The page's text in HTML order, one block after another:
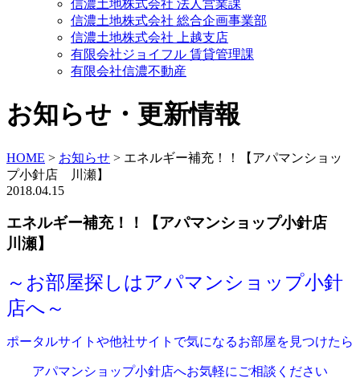
信濃土地株式会社 法人営業課
信濃土地株式会社 総合企画事業部
信濃土地株式会社 上越支店
有限会社ジョイフル 賃貸管理課
有限会社信濃不動産
お知らせ・更新情報
HOME > お知らせ > エネルギー補充！！【アパマンショッ
プ小針店 川瀬】
2018.04.15
エネルギー補充！！【アパマンショップ小針店
川瀬】
～お部屋探しはアパマンショップ小針
店へ～
ポータルサイトや他社サイトで気になるお部屋を見つけたら
アパマンショップ小針店へお気軽にご相談ください